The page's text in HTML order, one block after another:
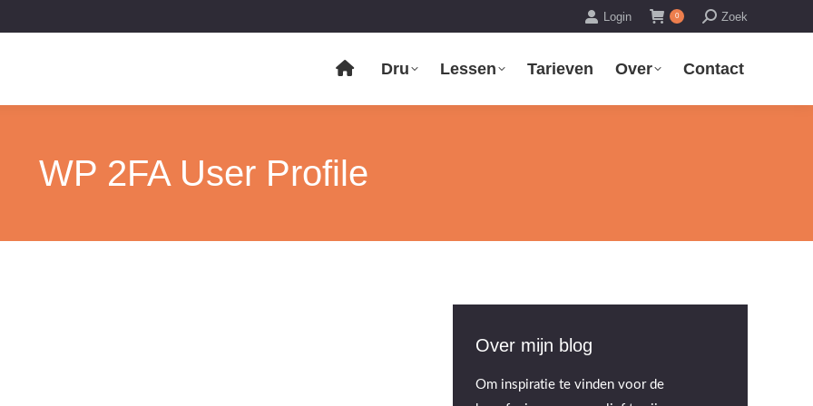
Login 0 Zoeken:
Zoek
Dru Lessen Tarieven Over Contact
WP 2FA User Profile
Over mijn blog
Om inspiratie te vinden voor de